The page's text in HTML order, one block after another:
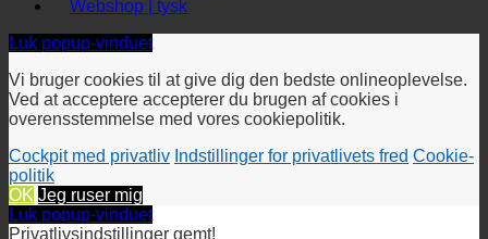
Webshop | engelsk
Webshop | tysk
Luk popup-vinduet
Vi bruger cookies til at give dig den bedste onlineoplevelse.
Ved at acceptere accepterer du brugen af cookies i
overensstemmelse med vores cookiepolitik.
Cockpit med privatliv
politik
OK Jeg ruser mig